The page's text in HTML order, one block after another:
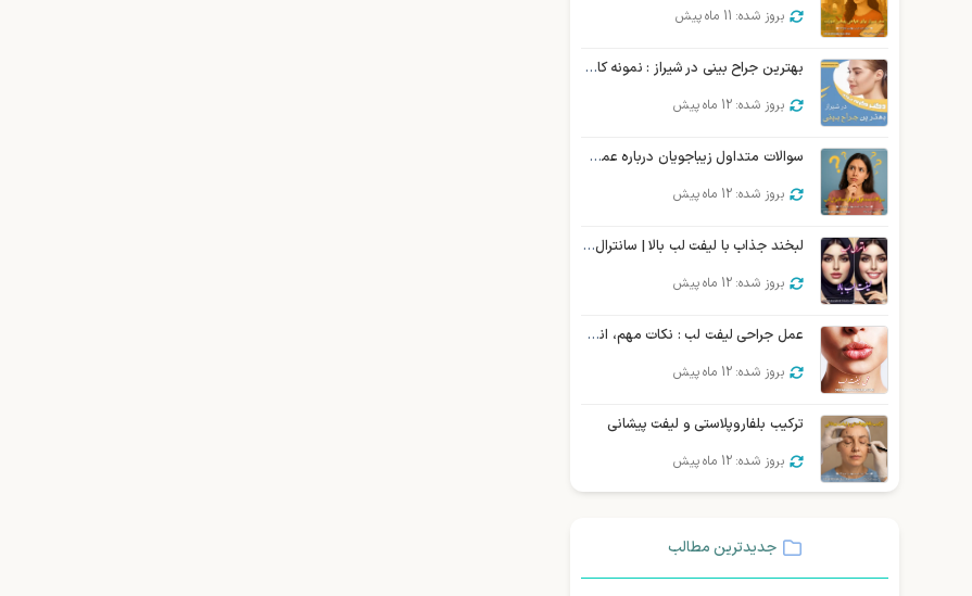
بروز شده: 11 ماه پیش
بهترین جراح بینی در شیراز : نمونه کار، هزینه و نوبت دهی
بروز شده: 12 ماه پیش
سوالات متداول زیباجویان درباره عمل سانترال لب
بروز شده: 12 ماه پیش
لبخند جذاب با لیفت لب بالا | سانترال لب و جوان سازی
بروز شده: 12 ماه پیش
عمل جراحی لیفت لب : نکات مهم، انواع، روش و …
بروز شده: 12 ماه پیش
ترکیب بلفاروپلاستی و لیفت پیشانی
بروز شده: 12 ماه پیش
جدیدترین مطالب